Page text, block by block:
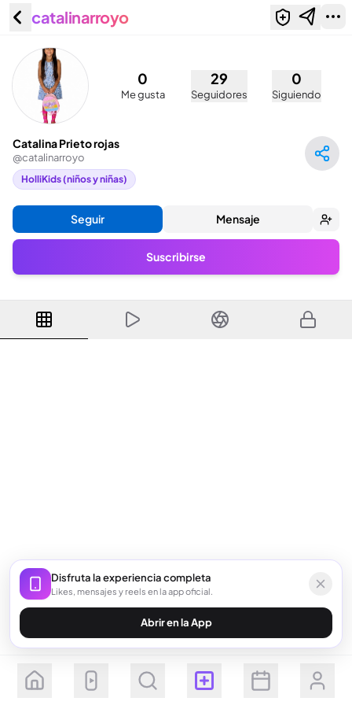
Catalina Prieto rojas (@catalinarroyo)
catalinarroyo
0
Me gusta
29
Seguidores
0
Siguiendo
Catalina Prieto rojas
@catalinarroyo
HolliKids (niños y niñas)
Seguir Mensaje
Suscribirse
Seguir Suscribirse
Disfruta la experiencia completa
Likes, mensajes y reels en la app oficial.
Abrir en la App